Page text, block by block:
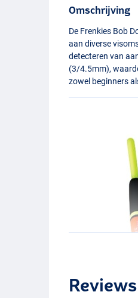
Omschrijving
De Frenkies Bob
aan diverse
detecteren van
(3/4.5mm),
zowel beginners
Reviews